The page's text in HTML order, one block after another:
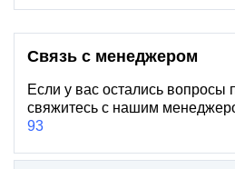
Связь с менеджером
Если у вас остались вопросы
свяжитесь с нашим
93